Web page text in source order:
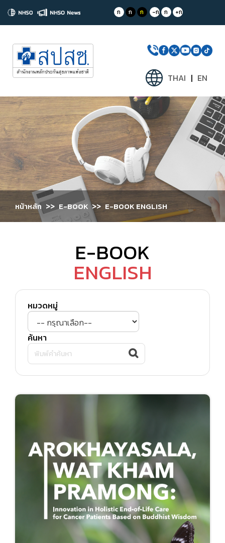
ก ก ก -ก ก +ก
THAI | EN
หน้าหลัก>>E-BOOK >> E-BOOK ENGLISH
E-BOOK
ENGLISH
หมวดหมู่
ค้นหา